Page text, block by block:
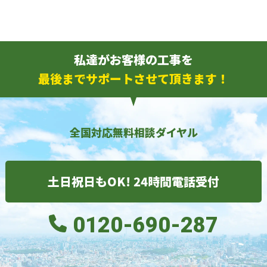
私達がお客様の工事を
最後までサポートさせて頂きます！
全国対応無料相談ダイヤル
土日祝日もOK! 24時間電話受付
0120-690-287